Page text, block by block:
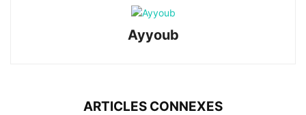
Ayyoub
ARTICLES CONNEXES